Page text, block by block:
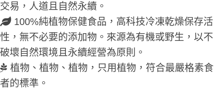
交易，人道且自然永續。
100%純植物保健食品，高科技冷凍乾燥保存活
性，無不必要的添加物。來源為有機或野生，以不
破壞自然環境且永續經營為原則。
植物、植物、植物，只用植物，符合最嚴格素食
者的標準。